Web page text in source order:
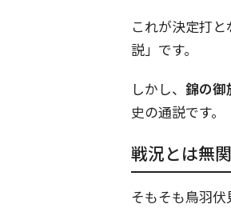
これが決定打
説」です。
しかし、 錦の御
史の通説です。
戦況とは無
そもそも鳥羽伏